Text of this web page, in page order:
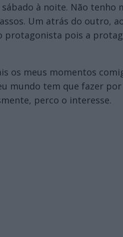
à noite. Não tenho
Um atrás do outro,
protagonista pois a
os meus momentos
mundo tem que fazer por
perco o interesse.